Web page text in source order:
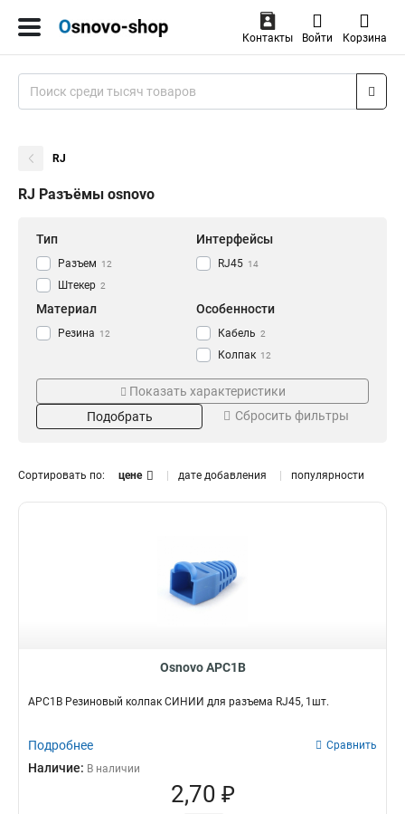
Контакты Войти Корзина
RJ
RJ Разъёмы osnovo
Тип
Разъем 12
Штекер 2
Интерфейсы
RJ45 14
Материал
Резина 12
Особенности
Кабель 2
Колпак 12
Вставка 1
Кол-во штук
100шт 5
Схема
8P8C 2
Категория
Показать характеристики
Подобрать
Сбросить фильтры
Сортировать по: цене дате добавления популярности
Osnovo APC1B
APC1B Резиновый колпак СИНИЙ для разъема RJ45, 1шт.
Подробнее Сравнить
Наличие: В наличии
2,70 ₽